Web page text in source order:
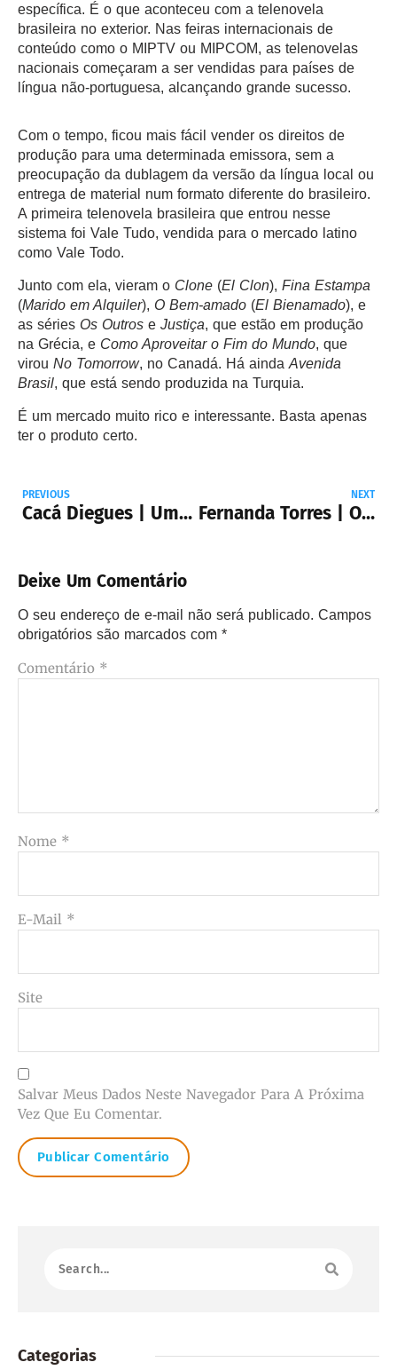
específica. É o que aconteceu com a telenovela
brasileira no exterior. Nas feiras internacionais de
conteúdo como o MIPTV ou MIPCOM, as telenovelas
nacionais começaram a ser vendidas para países de
língua não-portuguesa, alcançando grande sucesso.
Com o tempo, ficou mais fácil vender os direitos de
produção para uma determinada emissora, sem a
preocupação da dublagem da versão da língua local ou
entrega de material num formato diferente do brasileiro.
A primeira telenovela brasileira que entrou nesse
sistema foi Vale Tudo, vendida para o mercado latino
como Vale Todo.
Junto com ela, vieram o Clone (El Clon), Fina Estampa
(Marido em Alquiler), O Bem-amado (El Bienamado), e
as séries Os Outros e Justiça, que estão em produção
na Grécia, e Como Aproveitar o Fim do Mundo, que
virou No Tomorrow, no Canadá. Há ainda Avenida
Brasil, que está sendo produzida na Turquia.
É um mercado muito rico e interessante. Basta apenas
ter o produto certo.
PREVIOUS
Cacá Diegues | Uma vida dedicada ao cinema brasileiro
NEXT
Fernanda Torres | O que a imprensa norte-americana diz sobre a atriz?
Deixe Um Comentário
O seu endereço de e-mail não será publicado. Campos
obrigatórios são marcados com *
Comentário *
Nome *
E-Mail *
Site
Salvar Meus Dados Neste Navegador Para A Próxima
Vez Que Eu Comentar.
Categorias